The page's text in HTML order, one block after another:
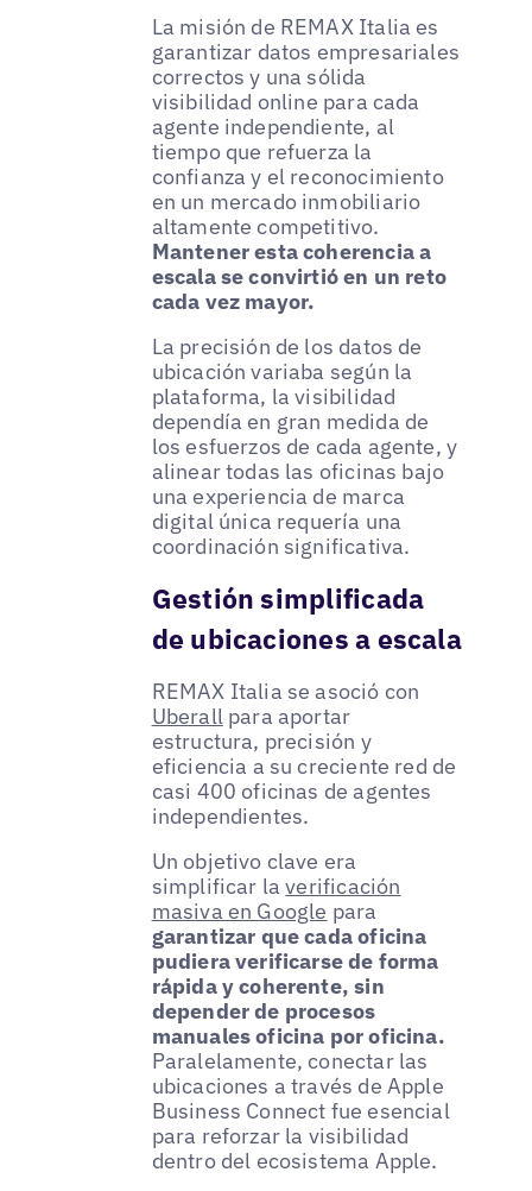
La misión de REMAX Italia es
garantizar datos empresariales
correctos y una sólida
visibilidad online para cada
agente independiente, al
tiempo que refuerza la
confianza y el reconocimiento
en un mercado inmobiliario
altamente competitivo.
Mantener esta coherencia a
escala se convirtió en un reto
cada vez mayor.
La precisión de los datos de
ubicación variaba según la
plataforma, la visibilidad
dependía en gran medida de
los esfuerzos de cada agente, y
alinear todas las oficinas bajo
una experiencia de marca
digital única requería una
coordinación significativa.
Gestión simplificada
de ubicaciones a escala
REMAX Italia se asoció con
Uberallpara aportar
estructura, precisión y
eficiencia a su creciente red de
casi 400 oficinas de agentes
independientes.
Un objetivo clave era
simplificar laverificación
masiva en Google para
garantizar que cada oficina
pudiera verificarse de forma
rápida y coherente, sin
depender de procesos
manuales oficina por oficina.
Paralelamente, conectar las
ubicaciones a través de Apple
Business Connect fue esencial
para reforzar la visibilidad
dentro del ecosistema Apple.